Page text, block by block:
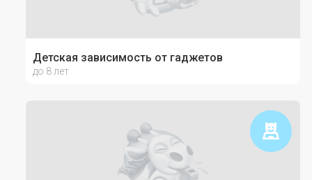
Детская зависимость от гаджетов
до 8 лет